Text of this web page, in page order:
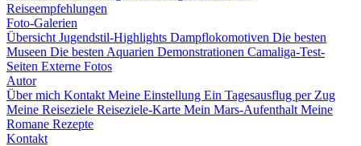
Reiseempfehlungen
Foto-Galerien
Übersicht Jugendstil-Highlights Dampflokomotiven Die besten
Museen Die besten Aquarien Demonstrationen Camaliga-Test-
Seiten Externe Fotos
Autor
Über mich Kontakt Meine Einstellung Ein Tagesausflug per Zug
Meine Reiseziele Reiseziele-Karte Mein Mars-Aufenthalt Meine
Romane Rezepte
Kontakt